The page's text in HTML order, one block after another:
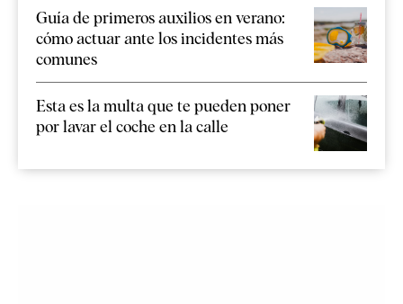
Guía de primeros auxilios en verano:
cómo actuar ante los incidentes más
comunes
Esta es la multa que te pueden poner
por lavar el coche en la calle